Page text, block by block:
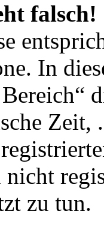
falsch!
In
Zeit,
nicht
zu tun.